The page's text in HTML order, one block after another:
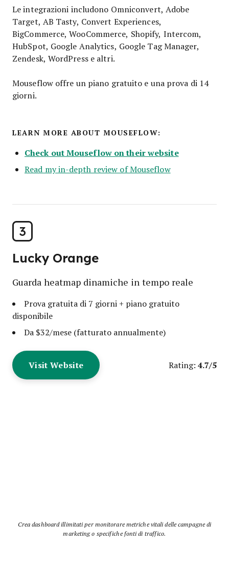
Le integrazioni includono Omniconvert, Adobe
Target, AB Tasty, Convert Experiences,
BigCommerce, WooCommerce, Shopify, Intercom,
HubSpot, Google Analytics, Google Tag Manager,
Zendesk, WordPress e altri.
Mouseflow offre un piano gratuito e una prova di 14
giorni.
LEARN MORE ABOUT MOUSEFLOW:
Check out Mouseflow on their website
Read my in-depth review of Mouseflow
3
Lucky Orange
Guarda heatmap dinamiche in tempo reale
Prova gratuita di 7 giorni + piano gratuito
disponibile
Da $32/mese (fatturato annualmente)
Visit Website Rating: 4.7/5
Crea dashboard illimitati per monitorare metriche vitali delle campagne di
marketing o specifiche fonti di traffico.